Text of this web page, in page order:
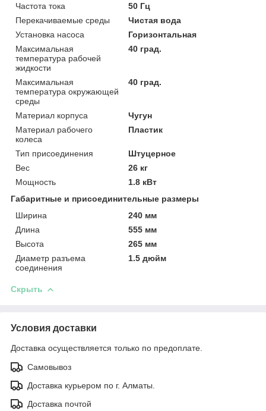
Частота тока
50 Гц
Перекачиваемые среды
Чистая вода
Установка насоса
Горизонтальная
Максимальная
температура рабочей
жидкости
40 град.
Максимальная
температура окружающей
среды
40 град.
Материал корпуса
Чугун
Материал рабочего
колеса
Пластик
Тип присоединения
Штуцерное
Вес
26 кг
Мощность
1.8 кВт
Габаритные и присоединительные размеры
Ширина
240 мм
Длина
555 мм
Высота
265 мм
Диаметр разъема
соединения
1.5 дюйм
Скрыть
Условия доставки
Доставка осуществляется только по предоплате.
Самовывоз
Доставка курьером по г. Алматы.
Доставка почтой